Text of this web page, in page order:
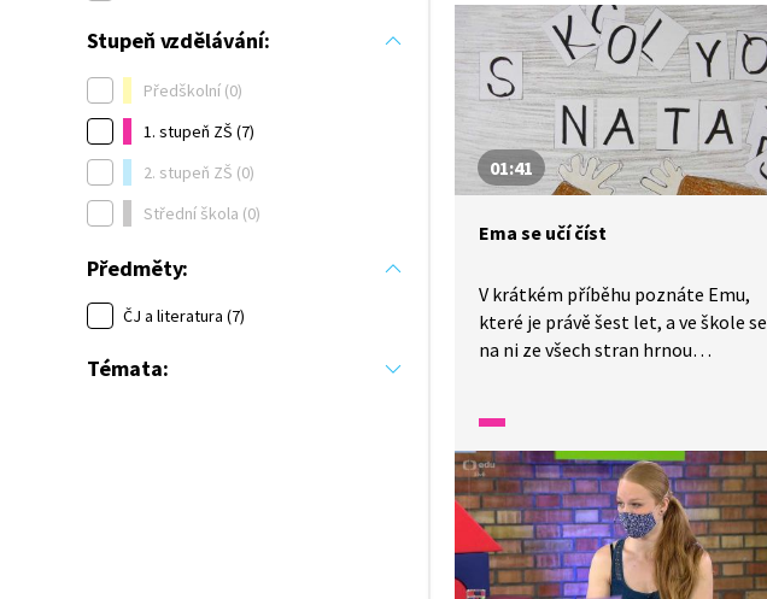
Stupeň vzdělávání:
Předškolní (0)
1. stupeň ZŠ (7)
2. stupeň ZŠ (0)
Střední škola (0)
Předměty:
ČJ a literatura (7)
Témata:
01:41
Ema se učí číst
V krátkém příběhu poznáte Emu,
které je právě šest let, a ve škole se
na ni ze všech stran hrnou
že když je trpělivá a pilně trénuje
„luštit“ písmenka, nakonec se
i ona naučí číst.